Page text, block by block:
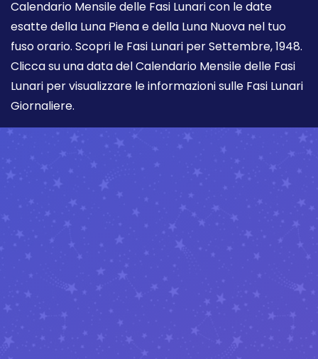
Calendario Mensile delle Fasi Lunari con le date
esatte della Luna Piena e della Luna Nuova nel tuo
fuso orario. Scopri le Fasi Lunari per Settembre, 1948.
Clicca su una data del Calendario Mensile delle Fasi
Lunari per visualizzare le informazioni sulle Fasi Lunari
Giornaliere.